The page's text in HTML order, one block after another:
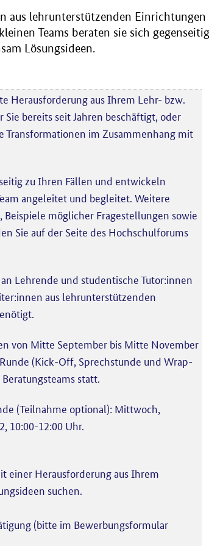
aus lehrunterstützenden
Teams beraten sie sich
Lösungsideen.
Herausforderung aus Ihrem Lehr- bzw.
bereits seit Jahren beschäftigt, oder
Transformationen im Zusammenhang mit
zu Ihren Fällen und entwickeln
angeleitet und begleitet. Weitere
möglicher Fragestellungen sowie
Sie auf der Seite des Hochschulforums
Lehrende und studentische Tutor:innen
aus lehrunterstützenden
von Mitte September bis Mitte November
(Kick-Off, Sprechstunde und Wrap-
statt.
(Teilnahme optional): Mittwoch,
10:00-12:00 Uhr.
einer Herausforderung aus Ihrem
suchen.
(bitte im Bewerbungsformular